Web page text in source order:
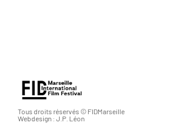
Tous droits réservés © FIDMarseille
Webdesign : J.P. Léon